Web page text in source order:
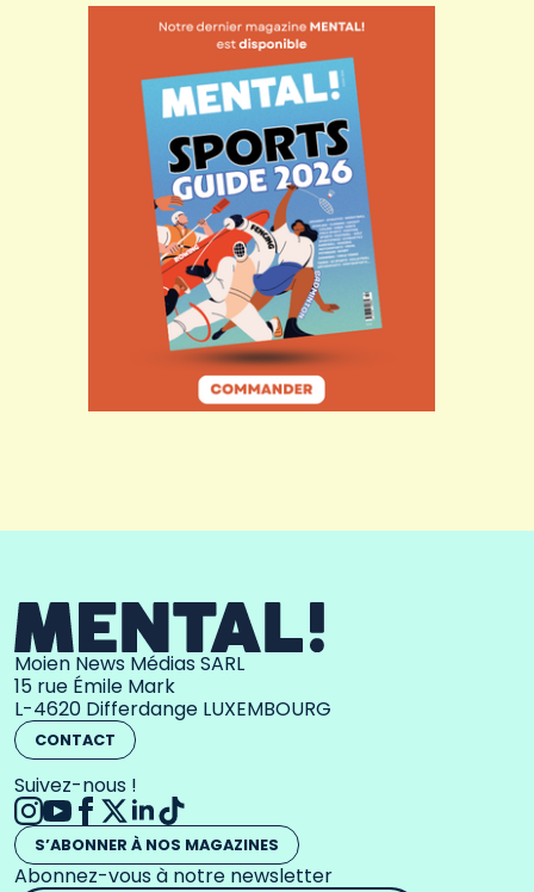
Moien News Médias SARL
15 rue Émile Mark
L-4620 Differdange LUXEMBOURG
CONTACT
Suivez-nous !
S’ABONNER À NOS MAGAZINES
Abonnez-vous à notre newsletter